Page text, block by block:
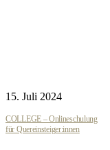
15. Juli 2024
COLLEGE – Onlineschulung
für Quereinsteiger:innen